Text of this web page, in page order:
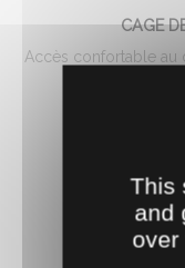
CAGE
Accès confortable au
This
and
over